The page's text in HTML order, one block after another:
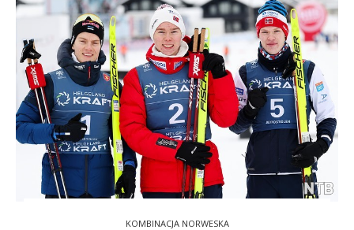
KOMBINACJA NORWESKA